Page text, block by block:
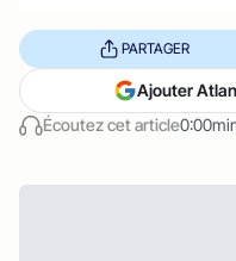
Écoutez cet article
PARTAGER
Ajouter